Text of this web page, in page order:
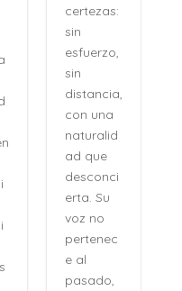
certezas:
sin
esfuerzo,
sin
distancia,
con una
naturalid
ad que
desconci
erta. Su
voz no
pertenec
e al
pasado,